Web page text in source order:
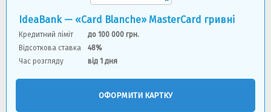
IdeaBank — «Card Blanche» MasterCard гривні
Кредитний ліміт
до 100 000 грн.
Відсоткова ставка
48%
Час розгляду
від 1 дня
ОФОРМИТИ КАРТКУ